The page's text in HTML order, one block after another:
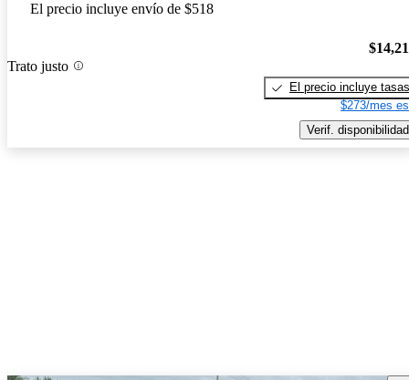
El precio incluye envío de $518
Trato justo
El precio incluye tasas
$273/mes
Verif. disponibilidad